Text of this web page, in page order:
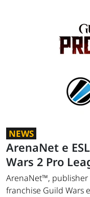
NEWS
ArenaNet e
Wars 2 Pro
ArenaNet™, publisher
franchise Guild Wars